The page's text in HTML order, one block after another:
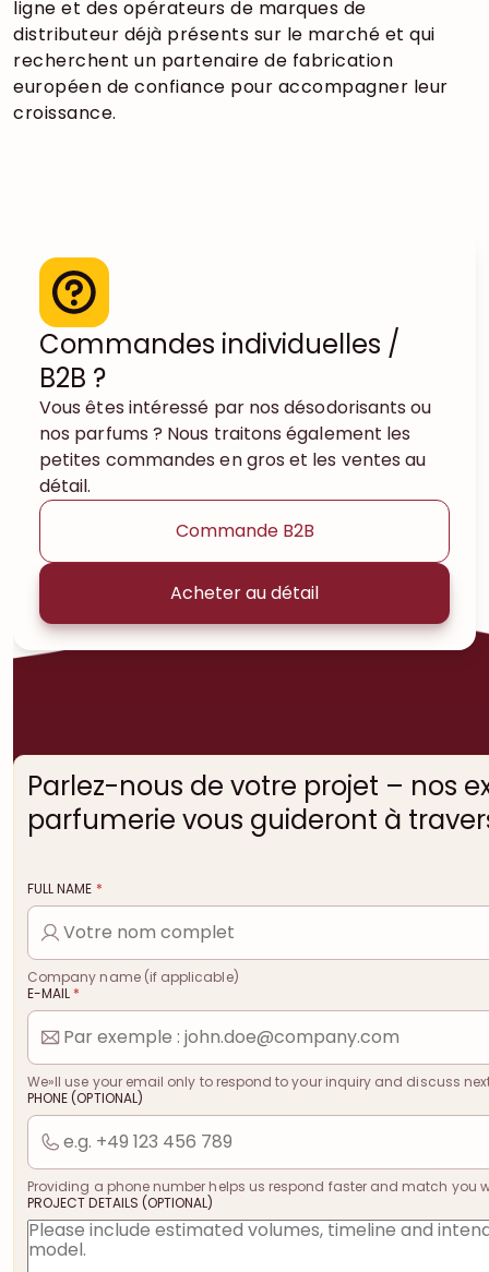
ligne et des opérateurs de marques de
distributeur déjà présents sur le marché et qui
recherchent un partenaire de fabrication
européen de confiance pour accompagner leur
croissance.
Commandes individuelles /
B2B ?
Vous êtes intéressé par nos désodorisants ou
nos parfums ? Nous traitons également les
petites commandes en gros et les ventes au
détail.
Commande B2B
Acheter au détail
Parlez-nous de votre projet – nos
parfumerie vous guideront à
FULL NAME *
Company name (if applicable)
E-MAIL *
We»ll use your email only to respond to your inquiry and discuss
PHONE (OPTIONAL)
Providing a phone number helps us respond faster and match you
PROJECT DETAILS (OPTIONAL)